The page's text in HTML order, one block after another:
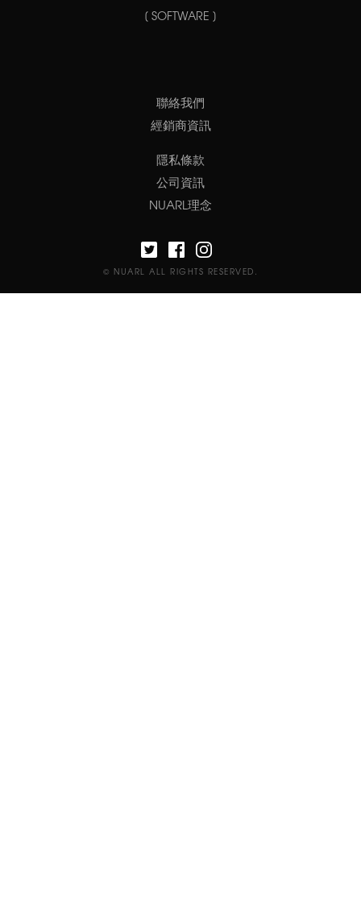
[ SOFTWARE ]
聯絡我們
經銷商資訊
隱私條款
公司資訊
NUARL理念
© NUARL ALL RIGHTS RESERVED.